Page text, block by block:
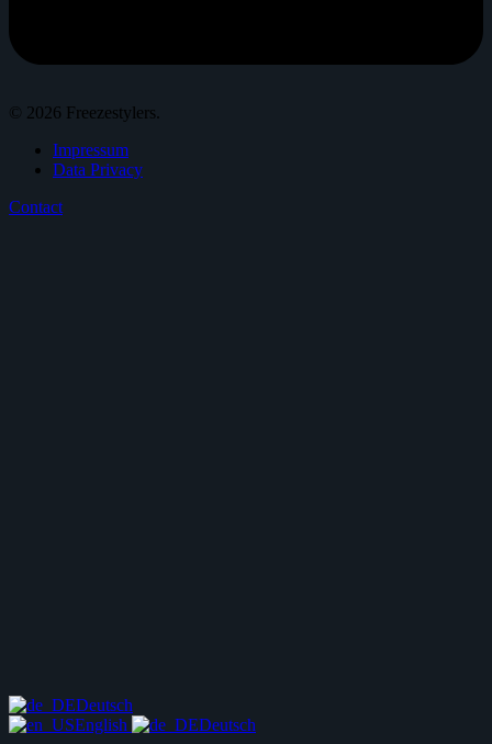
© 2026 Freezestylers.
Impressum
Data Privacy
Contact
Deutsch
English
Deutsch